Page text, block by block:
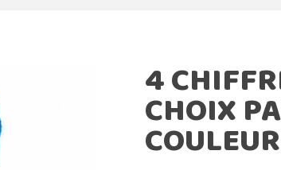
4
CHOIX